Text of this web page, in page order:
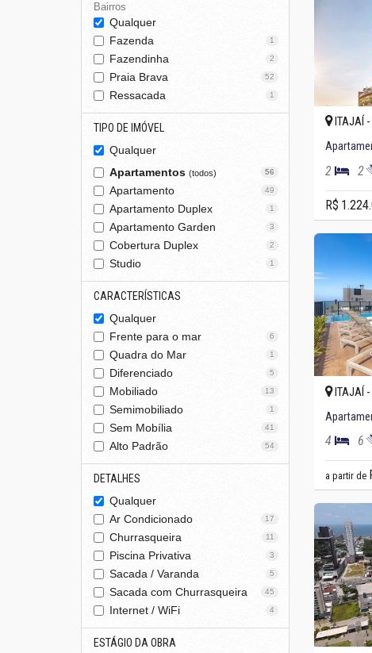
Bairros
Qualquer
Fazenda
1
Fazendinha 2
Praia Brava 52
Ressacada 1
TIPO DE IMÓVEL
Qualquer
Apartamentos (todos) 56
Apartamento 49
Apartamento Duplex 1
Apartamento Garden 3
Cobertura Duplex 2
Studio 1
CARACTERÍSTICAS
Qualquer
Frente para o mar
6
Quadra do Mar 1
Diferenciado 5
Mobiliado 13
Semimobiliado 1
Sem Mobília 41
Alto Padrão 54
DETALHES
Qualquer
Ar Condicionado
17
Churrasqueira 11
Piscina Privativa 3
Sacada / Varanda 5
Sacada com Churrasqueira 45
Internet / WiFi 4
ESTÁGIO DA OBRA
ITAJAÍ -
2 2
R$
ITAJAÍ -
4 6
a partir de